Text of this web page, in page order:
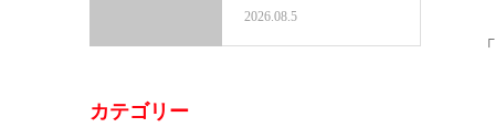
だけを治療し…
2026.08.5
カテゴリー